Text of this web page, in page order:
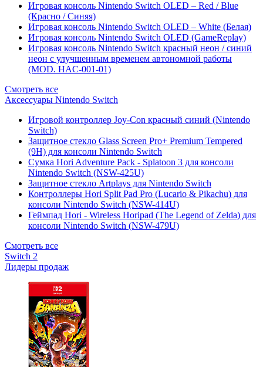
Игровая консоль Nintendo Switch OLED – Red / Blue
(Красно / Синяя)
Игровая консоль Nintendo Switch OLED – White (Белая)
Игровая консоль Nintendo Switch OLED (GameReplay)
Игровая консоль Nintendo Switch красный неон / синий
неон с улучшенным временем автономной работы
(MOD. HAC-001-01)
Смотреть все
Аксессуары Nintendo Switch
Игровой контроллер Joy-Con красный синий (Nintendo
Switch)
Защитное стекло Glass Screen Pro+ Premium Tempered
(9H) для консоли Nintendo Switch
Сумка Hori Adventure Pack - Splatoon 3 для консоли
Nintendo Switch (NSW-425U)
Защитное стекло Artplays для Nintendo Switch
Контроллеры Hori Split Pad Pro (Lucario & Pikachu) для
консоли Nintendo Switch (NSW-414U)
Геймпад Hori - Wireless Horipad (The Legend of Zelda) для
консоли Nintendo Switch (NSW-479U)
Смотреть все
Switch 2
Лидеры продаж